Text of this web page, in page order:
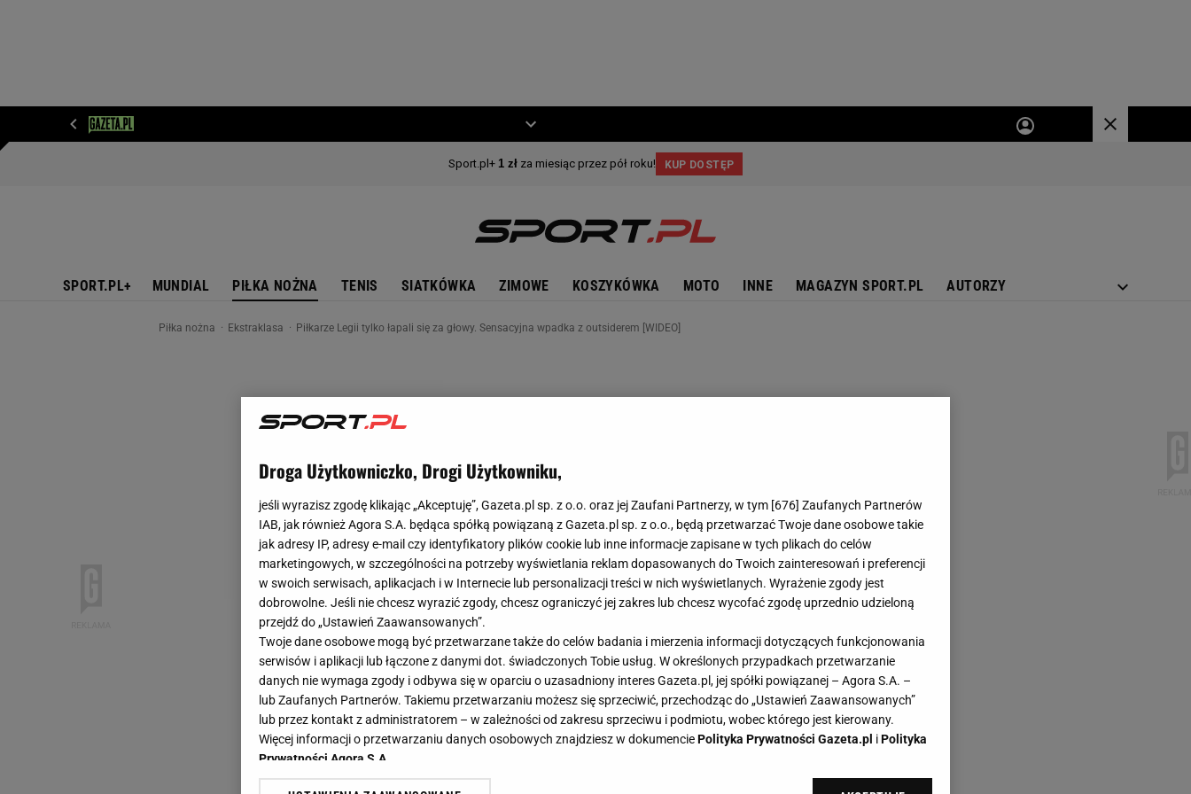
SPORT.PL+ MUNDIAL PIŁKA NOŻNA TENIS SIATKÓWKA ZIMOWE KOSZYKÓWKA MOTO INNE MAGAZYN SPORT.PL AUTORZY
Piłka nożna Ekstraklasa Piłkarze Legii tylko łapali się za głowy. Sensacyjna wpadka z outsiderem [WIDEO]
Droga Użytkowniczko, Drogi Użytkowniku,
jeśli wyrazisz zgodę klikając „Akceptuję”, Gazeta.pl sp. z o.o. oraz jej Zaufani Partnerzy, w tym [676] Zaufanych Partnerów
IAB, jak również Agora S.A. będąca spółką powiązaną z Gazeta.pl sp. z o.o., będą przetwarzać Twoje dane osobowe takie
jak adresy IP, adresy e-mail czy identyfikatory plików cookie lub inne informacje zapisane w tych plikach do celów
marketingowych, w szczególności na potrzeby wyświetlania reklam dopasowanych do Twoich zainteresowań i preferencji
w swoich serwisach, aplikacjach i w Internecie lub personalizacji treści w nich wyświetlanych. Wyrażenie zgody jest
dobrowolne. Jeśli nie chcesz wyrazić zgody, chcesz ograniczyć jej zakres lub chcesz wycofać zgodę uprzednio udzieloną
przejdź do „Ustawień Zaawansowanych”.
Twoje dane osobowe mogą być przetwarzane także do celów badania i mierzenia informacji dotyczących funkcjonowania
serwisów i aplikacji lub łączone z danymi dot. świadczonych Tobie usług. W określonych przypadkach przetwarzanie
danych nie wymaga zgody i odbywa się w oparciu o uzasadniony interes Gazeta.pl, jej spółki powiązanej – Agora S.A. –
lub Zaufanych Partnerów. Takiemu przetwarzaniu możesz się sprzeciwić, przechodząc do „Ustawień Zaawansowanych”
lub przez kontakt z administratorem – w zależności od zakresu sprzeciwu i podmiotu, wobec którego jest kierowany.
Więcej informacji o przetwarzaniu danych osobowych znajdziesz w dokumenciePolityka Prywatności Gazeta.pl iPolityka
Prywatności Agora S.A.